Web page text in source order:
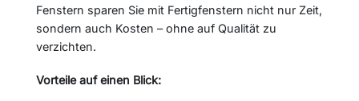
Fenstern sparen Sie mit Fertigfenstern nicht nur Zeit,
sondern auch Kosten – ohne auf Qualität zu
verzichten.
Vorteile auf einen Blick: